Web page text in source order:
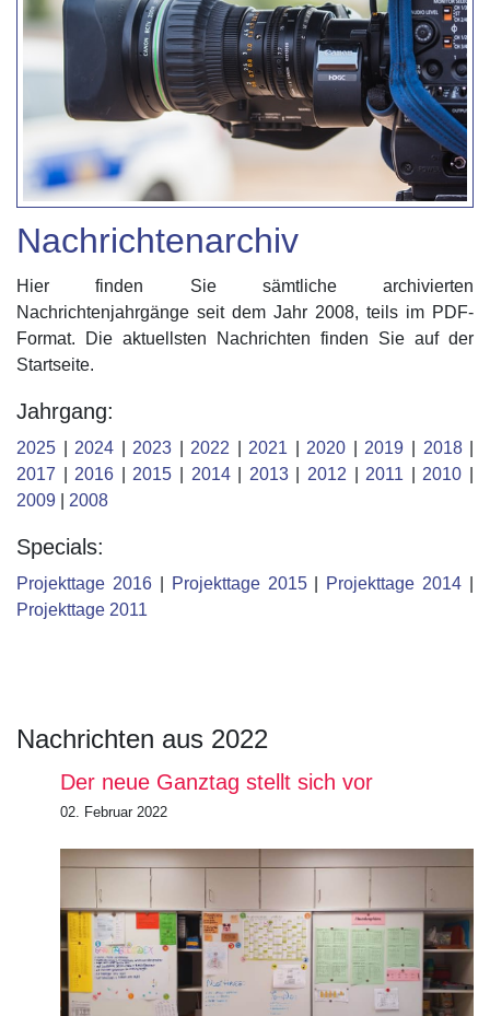
Nachrichtenarchiv
Hier finden Sie sämtliche archivierten
Nachrichtenjahrgänge seit dem Jahr 2008, teils im PDF-
Format. Die aktuellsten Nachrichten finden Sie auf der
Startseite.
Jahrgang:
2025 2024 2023 2022 2021 2020 2019 2018|
2017
2016 2015 2014| 2013| 2012 2011 2010
2009
2008
Specials:
Projekttage 2016| Projekttage 2015| Projekttage 2014
Projekttage 2011
Nachrichten aus 2022
Der neue Ganztag stellt sich vor
02. Februar 2022